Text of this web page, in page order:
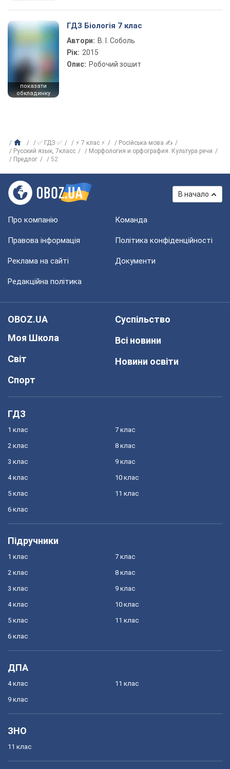
показати
обкладинку
ГДЗ Біологія 7 клас
Автори: В. І. Соболь
Рік: 2015
Опис: Робочий зошит
✅ ГДЗ ✅ ⚡ 7 клас ⚡
Російська мова ✍
Русский язык, 7класс
Морфология и орфография. Культура речи
Предлог
52
В начало
Про компанію Команда
Правова інформація Політика конфіденційності
Реклама на сайті Документи
Редакційна політика
OBOZ.UA
Моя Школа
Світ
Спорт
Суспільство
Всі новини
Новини освіти
ГДЗ
1 клас
2 клас
3 клас
4 клас
5 клас
6 клас
7 клас
8 клас
9 клас
10 клас
11 клас
Підручники
1 клас
2 клас
3 клас
4 клас
5 клас
6 клас
7 клас
8 клас
9 клас
10 клас
11 клас
ДПА
4 клас
9 клас
11 клас
ЗНО
11 клас